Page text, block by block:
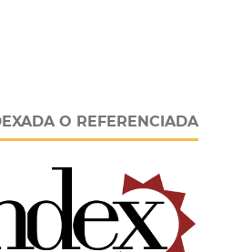
O REFERENCIADA